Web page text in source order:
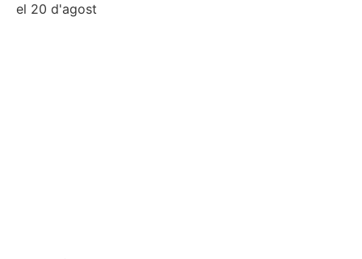
el 20 d'agost